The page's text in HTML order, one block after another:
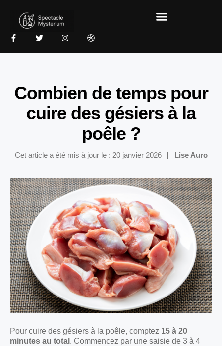
Combien de temps pour
cuire des gésiers à la
poêle ?
Cet article a été mis à jour le : 20 janvier 2026 Lise Auro
Pour cuire des gésiers à la poêle, comptez 15 à 20
minutes au total . Commencez par une saisie de 3 à 4